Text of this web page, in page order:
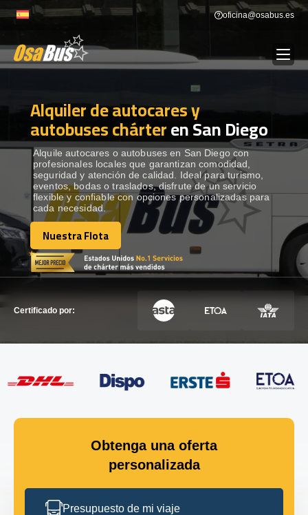
to
oficina@osabus.es
ALQUILER DE AUTOCARES
DESTINOS Show dropdown
RECORRIDAS Show dropdown
FLOTA
CONTÁCTENOS
Alquiler de autocares y
autobuses chárteren San Diego
Alquile autocares o autobuses en San Diego con
profesionales locales que garantizan comodidad,
seguridad y atención de calidad. Ideal para turismo,
eventos, bodas o traslados, disfrute de un servicio
flexible y confiable con opciones personalizadas para
cada necesidad.
Nuestra Flota
Nuestra Flota
Certificado por:
Obtenga una oferta
personalizada
Presupuesto de mi viaje